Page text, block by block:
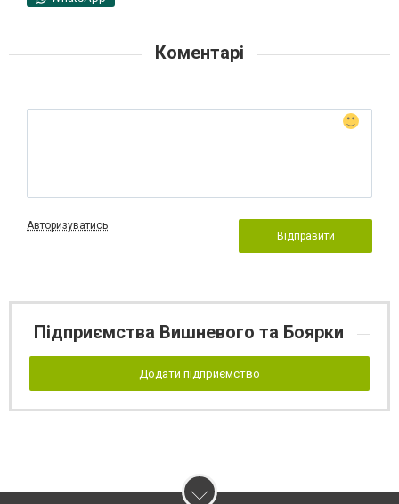
Коментарі
Авторизуватись
Відправити
Підприємства Вишневого та Боярки
Додати підприємство